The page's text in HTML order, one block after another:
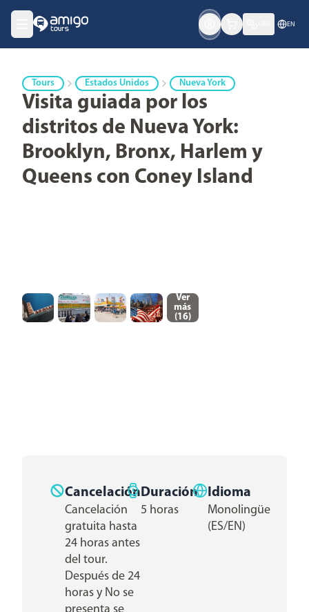
EN
Tours Estados Unidos Nueva York
Visita guiada por los
distritos de Nueva York:
Brooklyn, Bronx, Harlem y
Queens con Coney Island
Ver
más
(16)
Cancelación
Cancelación
gratuita hasta
24 horas antes
del tour.
Después de 24
horas y No se
Duración
5 horas
Idioma
Monolingüe
(ES/EN)